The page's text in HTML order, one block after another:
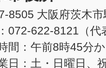
8505 大阪府茨木
072-622-8121（代
間：午前8時45分
業日：土・日曜日